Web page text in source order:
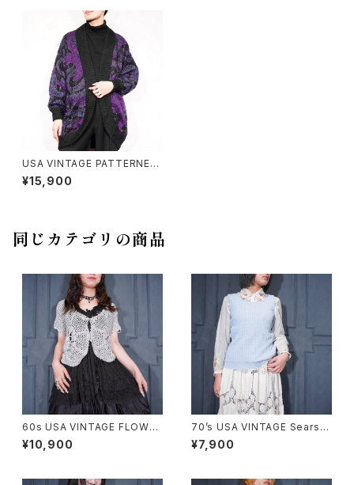
USA VINTAGE PATTERNED
DESIGN WOOL LONG CAR
DIGAN/アメリカ古着柄デザイ
¥15,900
同じカテゴリの商品
60s USA VINTAGE FLOWER
DESIGN HALF SLEEVE CRO
CHET KNIT CARDIGAN/60
¥10,900
70’s USA VINTAGE Sears
WOVEN DESIGN KNIT VES
T/70年代アメリカ古着シアーズ
¥7,900